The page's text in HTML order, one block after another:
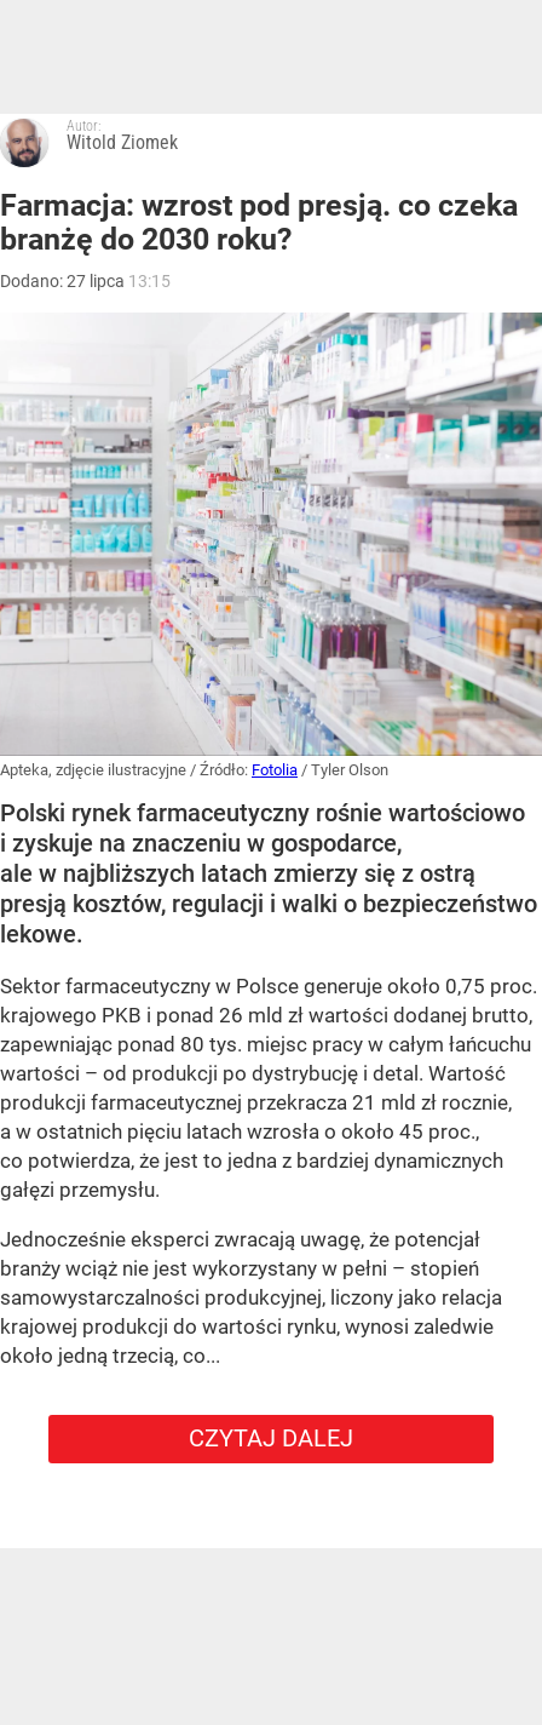
Autor:
Witold Ziomek
Farmacja: wzrost pod presją. co czeka
branżę do 2030 roku?
Dodano:27 lipca 13:15
Apteka, zdjęcie ilustracyjne / Źródło: Fotolia / Tyler Olson
Polski rynek farmaceutyczny rośnie wartościowo
i zyskuje na znaczeniu w gospodarce,
ale w najbliższych latach zmierzy się z ostrą
presją kosztów, regulacji i walki o bezpieczeństwo
lekowe.
Sektor farmaceutyczny w Polsce generuje około 0,75 proc.
krajowego PKB i ponad 26 mld zł wartości dodanej brutto,
zapewniając ponad 80 tys. miejsc pracy w całym łańcuchu
wartości – od produkcji po dystrybucję i detal. Wartość
produkcji farmaceutycznej przekracza 21 mld zł rocznie,
a w ostatnich pięciu latach wzrosła o około 45 proc.,
co potwierdza, że jest to jedna z bardziej dynamicznych
gałęzi przemysłu.
Jednocześnie eksperci zwracają uwagę, że potencjał
branży wciąż nie jest wykorzystany w pełni – stopień
samowystarczalności produkcyjnej, liczony jako relacja
krajowej produkcji do wartości rynku, wynosi zaledwie
około jedną trzecią, co...
CZYTAJ DALEJ